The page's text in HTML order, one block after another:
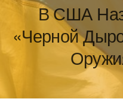
В США
«черной